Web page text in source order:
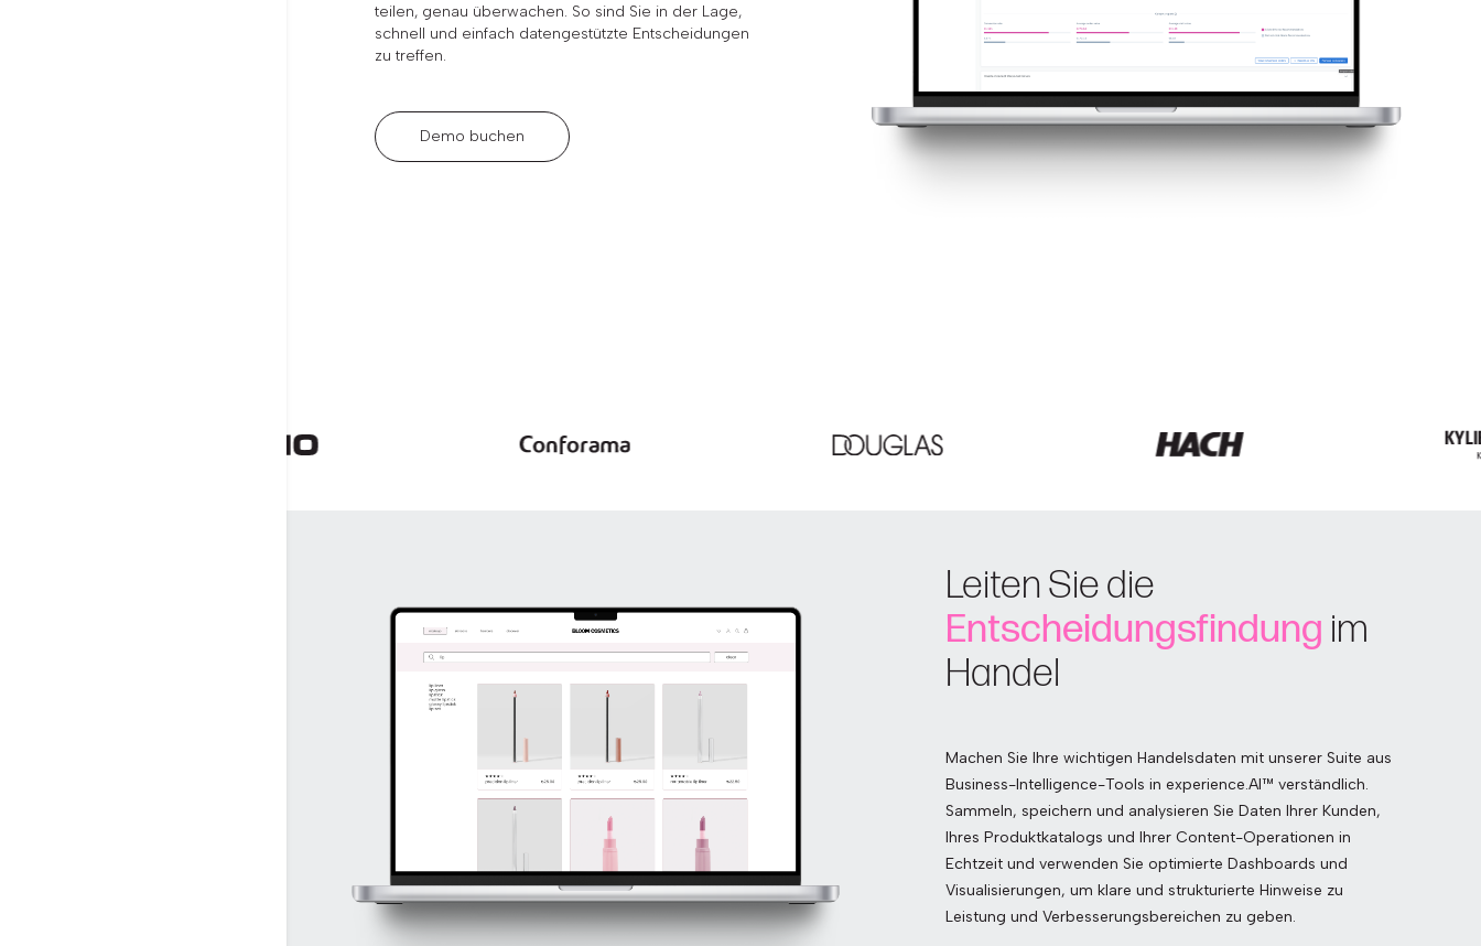
teilen, genau überwachen. So sind Sie in der Lage,
schnell und einfach datengestützte Entscheidungen
zu treffen.
Demo buchen
Leiten Sie die
Entscheidungsfindung im
Handel
Machen Sie Ihre wichtigen Handelsdaten mit unserer Suite aus
Business-Intelligence-Tools in experience.AI™ verständlich.
Sammeln, speichern und analysieren Sie Daten Ihrer Kunden,
Ihres Produktkatalogs und Ihrer Content-Operationen in
Echtzeit und verwenden Sie optimierte Dashboards und
Visualisierungen, um klare und strukturierte Hinweise zu
Leistung und Verbesserungsbereichen zu geben.